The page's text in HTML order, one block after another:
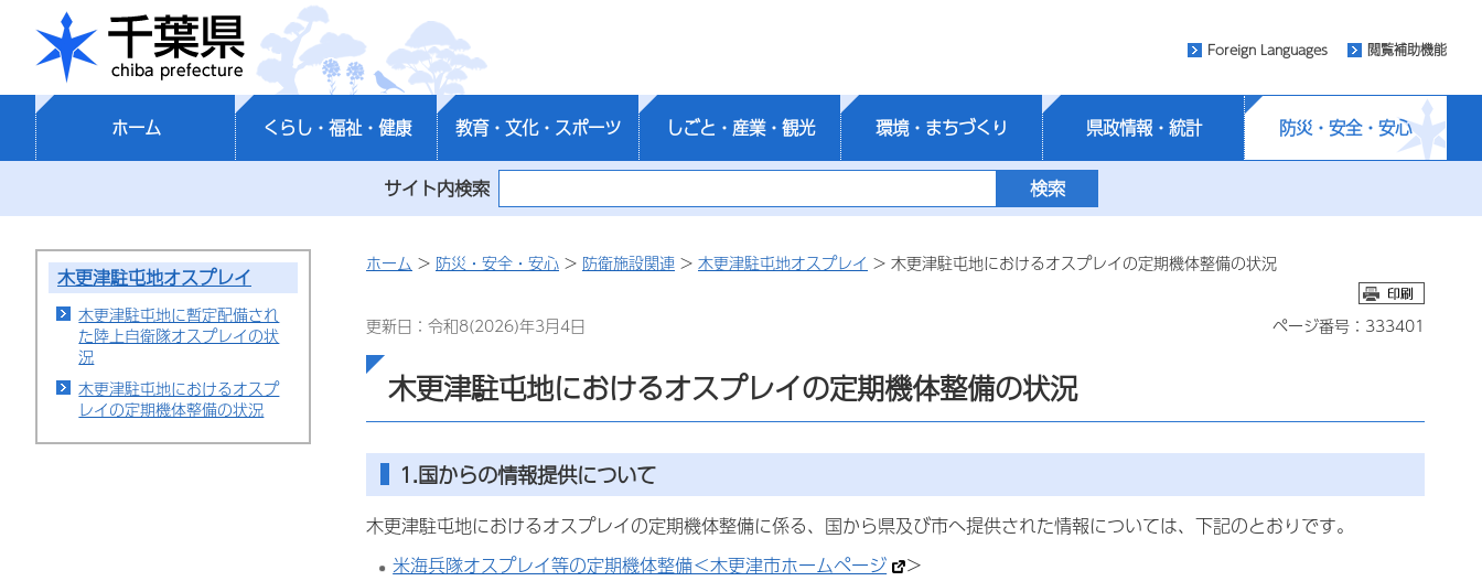
千葉県
Foreign Languages 閲覧補助機能
ホーム くらし・福祉・健康 教育・文化・スポーツ しごと・産業・観光 環境・まちづくり 県政情報・統計 防災・安全・安心
サイト内検索
木更津駐屯地オスプレイ
木更津駐屯地に暫定配備され
た陸上自衛隊オスプレイの状
況
木更津駐屯地におけるオスプ
レイの定期機体整備の状況
ホーム > 防災・安全・安心 > 防衛施設関連 > 木更津駐屯地オスプレイ > 木更津駐屯地におけるオスプレイの定期機体整備の状況
更新日：令和8(2026)年3月4日 ページ番号：333401
木更津駐屯地におけるオスプレイの定期機体整備の状況
1.国からの情報提供について
木更津駐屯地におけるオスプレイの定期機体整備に係る、国から県及び市へ提供された情報については、下記のとおりです。
米海兵隊オスプレイ等の定期機体整備＜木更津市ホームページ
＞